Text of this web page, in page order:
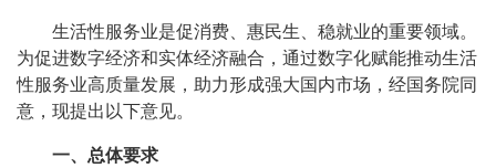
生活性服务业是促消费、惠民生、稳就业的重要领域。
为促进数字经济和实体经济融合，通过数字化赋能推动生活
性服务业高质量发展，助力形成强大国内市场，经国务院同
意，现提出以下意见。
一、总体要求